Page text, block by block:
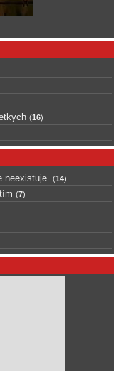
(16)
neexistuje. (14)
(7)